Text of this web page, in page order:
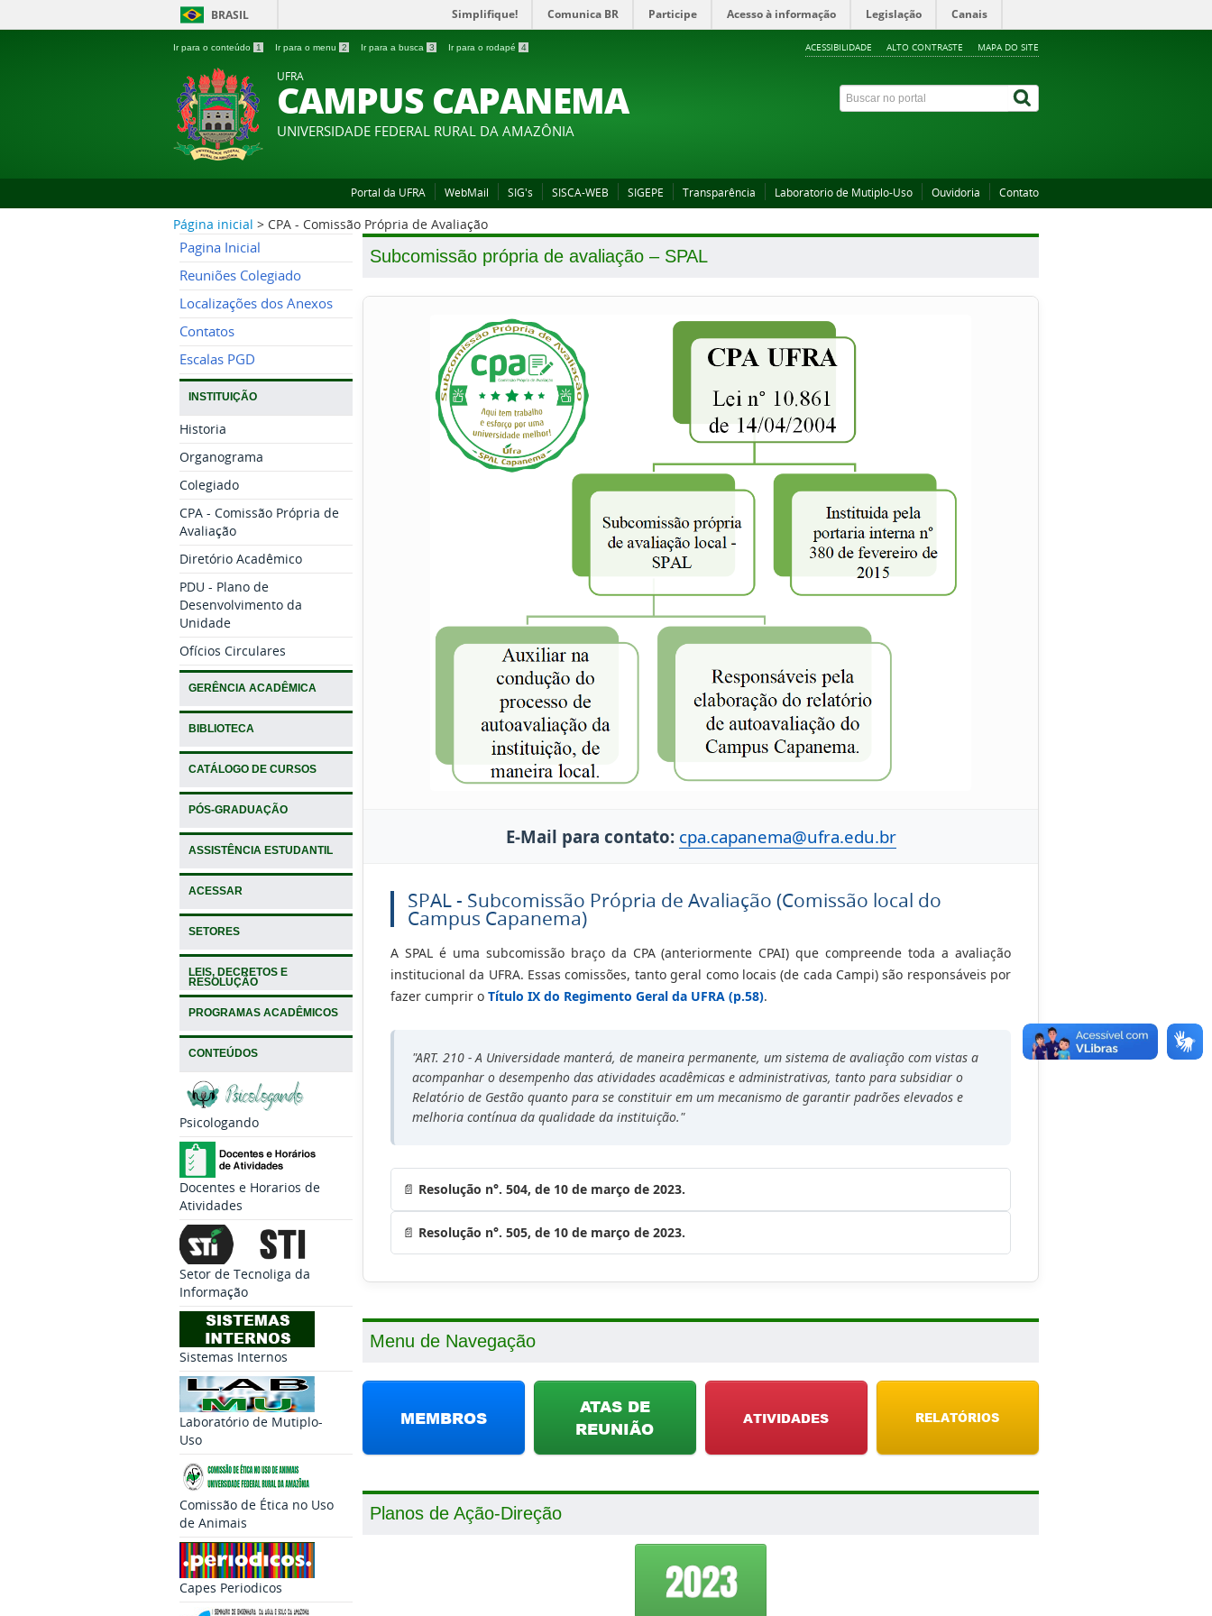
BRASIL Simplifique! Comunica BR Participe Acesso à informação Legislação Canais
Ir para o conteúdo 1 Ir para o menu 2 Ir para a busca 3 Ir para o rodapé 4 ACESSIBILIDADE ALTO CONTRASTE MAPA DO SITE
UFRA
CAMPUS CAPANEMA
UNIVERSIDADE FEDERAL RURAL DA AMAZÔNIA
Portal da UFRA WebMail SIG's SISCA-WEB SIGEPE Transparência Laboratorio de Mutiplo-Uso Ouvidoria Contato
Página inicial > CPA - Comissão Própria de Avaliação
Pagina Inicial
Reuniões Colegiado
Localizações dos Anexos
Contatos
Escalas PGD
INSTITUIÇÃO
Historia
Organograma
Colegiado
CPA - Comissão Própria de
Avaliação
Diretório Acadêmico
PDU - Plano de
Desenvolvimento da
Unidade
Ofícios Circulares
GERÊNCIA ACADÊMICA
BIBLIOTECA
CATÁLOGO DE CURSOS
PÓS-GRADUAÇÃO
ASSISTÊNCIA ESTUDANTIL
ACESSAR
SETORES
LEIS, DECRETOS E
RESOLUÇÃO
PROGRAMAS ACADÊMICOS
CONTEÚDOS
Psicologando
Docentes e Horarios de
Atividades
Setor de Tecnoliga da
Informação
Sistemas Internos
Laboratório de Mutiplo-
Uso
Comissão de Ética no Uso
de Animais
Capes Periodicos
Subcomissão própria de avaliação – SPAL
E-Mail para contato: cpa.capanema@ufra.edu.br
SPAL - Subcomissão Própria de Avaliação (Comissão local do
Campus Capanema)
A SPAL é uma subcomissão braço da CPA (anteriormente CPAI) que compreende toda a avaliação
institucional da UFRA. Essas comissões, tanto geral como locais (de cada Campi) são responsáveis por
fazer cumprir o Título IX do Regimento Geral da UFRA (p.58).
"ART. 210 - A Universidade manterá, de maneira permanente, um sistema de avaliação com vistas a
acompanhar o desempenho das atividades acadêmicas e administrativas, tanto para subsidiar o
Relatório de Gestão quanto para se constituir em um mecanismo de garantir padrões elevados e
melhoria contínua da qualidade da instituição."
📄 Resolução n°. 504, de 10 de março de 2023.
📄 Resolução n°. 505, de 10 de março de 2023.
Menu de Navegação
Planos de Ação-Direção